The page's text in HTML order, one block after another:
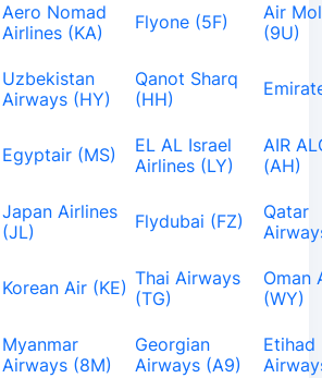
Aero Nomad
Airlines (KA)
Flyone (5F)
Air
(9U)
Uzbekistan
Airways (HY)
Qanot Sharq
(HH)
Egyptair (MS)
EL AL Israel
Airlines (LY)
AIR
(AH)
Japan Airlines
(JL)
Flydubai (FZ)
Qatar
Korean Air (KE) Thai Airways
(TG)
Oman
(WY)
Myanmar
Airways (8M)
Georgian
Airways (A9)
Etihad